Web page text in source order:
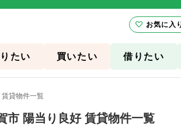
たい 買いたい 借りたい
貸物件一覧
市 陽当り良好 賃貸物件一覧
お気に入